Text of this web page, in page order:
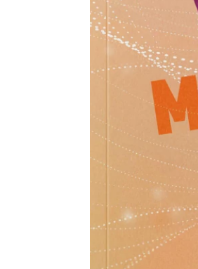
Galerna
Encuadernación:
Tapa Blanda
Idioma: Español
9789505569083
Páginas:
Fecha Publicación: